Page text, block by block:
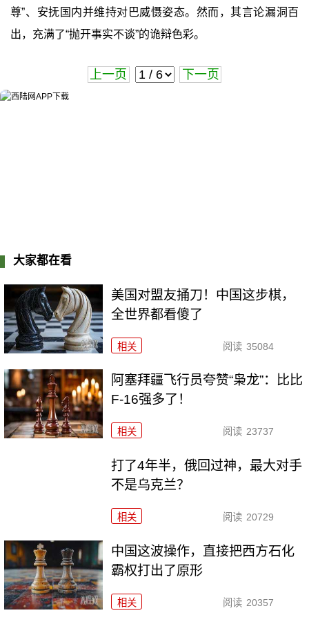
尊”、安抚国内并维持对巴威慑姿态。然而，其言论漏洞百
出，充满了“抛开事实不谈”的诡辩色彩。
上一页 下一页
大家都在看
美国对盟友捅刀！中国这步棋，
全世界都看傻了
相关 阅读 35084
阿塞拜疆飞行员夸赞“枭龙”：比比
F-16强多了！
相关 阅读 23737
打了4年半，俄回过神，最大对手
不是乌克兰？
相关 阅读 20729
中国这波操作，直接把西方石化
霸权打出了原形
相关 阅读 20357